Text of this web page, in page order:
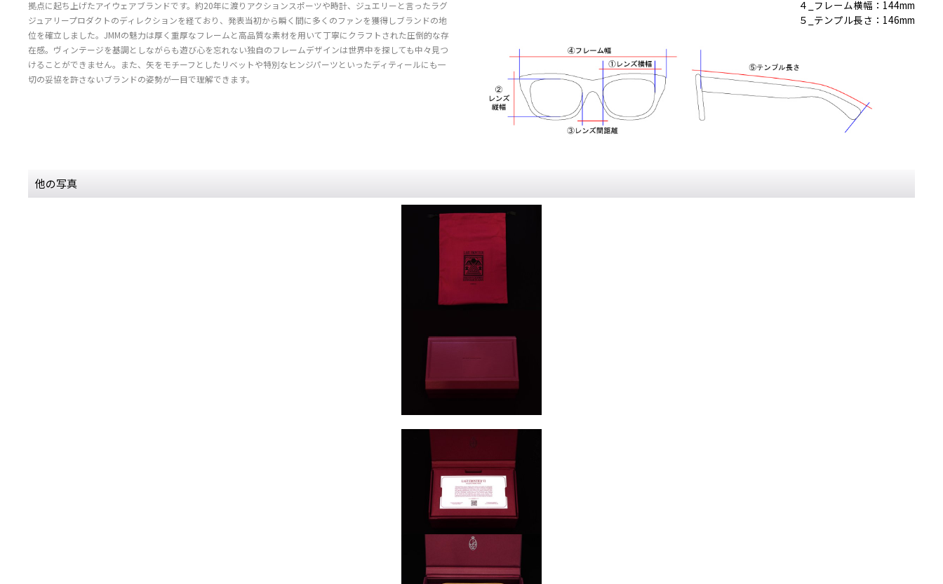
４_フレーム横幅：144mm
５_テンプル長さ：146mm
拠点に起ち上げたアイウェアブランドです。約20年に渡りアクションスポーツや時計、ジュエリーと言ったラグ
ジュアリープロダクトのディレクションを経ており、発表当初から瞬く間に多くのファンを獲得しブランドの地
位を確立しました。JMMの魅力は厚く重厚なフレームと高品質な素材を用いて丁寧にクラフトされた圧倒的な存
在感。ヴィンテージを基調としながらも遊び心を忘れない独自のフレームデザインは世界中を探しても中々見つ
けることができません。また、矢をモチーフとしたリベットや特別なヒンジパーツといったディティールにも一
切の妥協を許さないブランドの姿勢が一目で理解できます。
他の写真